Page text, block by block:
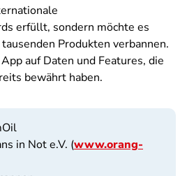
erfüllt, sondern möchte es
Produkten verbannen.
auf Daten und Features, die
bewährt haben.
in Not e.V. (www.orang-